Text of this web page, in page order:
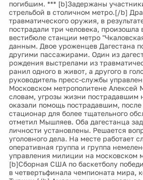
погибшим. *** [b]Задержаны
стрельбой в столичном метро.[/b]
травматического оружия, в
пострадали три человека, произошла
вестибюле станции метро
данным. Двое уроженцев Дагестана
другими пассажирами. Один из
рождения выстрелами из
ранил одного в живот, а другого в
руководитель пресс-службы
Московском метрополитене Алексей
словам, угрозы жизни пострадавшим
оказали помощь пострадавшим, после
стационар для более тщательного
отметил Мышляев. Оба дагестанца
личности установлены. Решается
уголовного дела. На месте работает
оперативная группа и группа
управления милиции на московском
[b]Сборная США по баскетболу
в четвертьфинала чемпионата мира,